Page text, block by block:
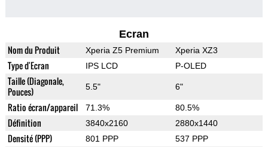
Ecran
Nom du Produit Xperia Z5 Premium Xperia XZ3
Type d'Ecran IPS LCD P-OLED
Taille (Diagonale,
Pouces)
5.5" 6"
Ratio écran/appareil 71.3% 80.5%
Définition 3840x2160 2880x1440
Densité (PPP) 801 PPP 537 PPP